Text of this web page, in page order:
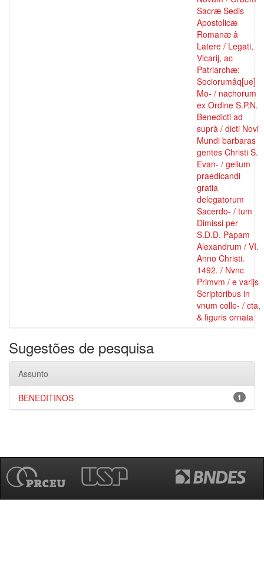
Sacræ Sedis
Apostolicæ
Romanæ â
Latere / Legati,
Vicarij, ac
Patriarchæ:
Sociorumâq[ue]
Mo- / nachorum
ex Ordine S.P.N.
Benedicti ad
suprà / dicti Novi
Mundi barbaras
gentes Christi S.
Evan- / gelium
praedicandi
gratia
delegatorum
Sacerdo- / tum
Dimissi per
S.D.D. Papam
Alexandrum / VI.
Anno Christi.
1492. / Nvnc
Primvm / e varijs
Scriptoribus in
vnum colle- / cta,
& figuris ornata
Sugestões de pesquisa
Assunto
1
BENEDITINOS